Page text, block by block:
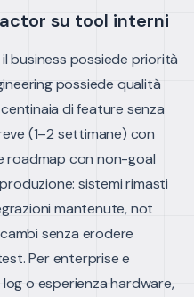
su tool interni
business possiede priorità
possiede qualità
di feature senza
(1–2 settimane) con
roadmap con non-goal
sistemi rimasti
mantenute, not
senza erodere
Per enterprise e
o esperienza hardware,